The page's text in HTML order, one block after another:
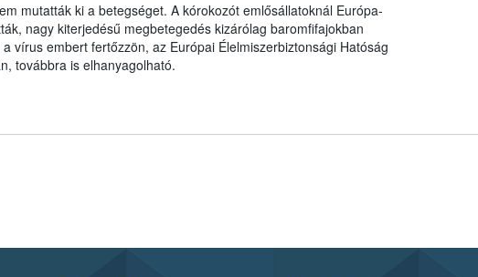
mutatták ki a betegséget. A kórokozót emlősállatoknál Európa-
nagy kiterjedésű megbetegedés kizárólag baromfifajokban
vírus embert fertőzzön, az Európai Élelmiszerbiztonsági Hatóság
továbbra is elhanyagolható.